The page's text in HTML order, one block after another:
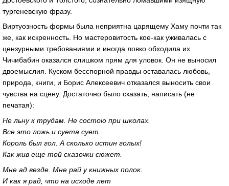
тургеневскую фразу.
Виртуозность формы была неприятна царящему Хаму почти так
же, как искренность. Но мастеровитость кое-как уживалась с
цензурными требованиями и иногда ловко обходила их.
Чичибабин оказался слишком прям для уловок. Он не выносил
двоемыслия. Куском бесспорной правды оставалась любовь,
природа, книги, и Борис Алексеевич отказался выносить свои
чувства на сцену. Достаточно было сказать, написать (не
печатая):
Не льну к трудам. Не состою при школах.
Все это ложь и суета сует.
Король был гол. А сколько истин голых!
Как жив еще той сказочки сюжет.
Мне ад везде. Мне рай у книжных полок.
И как я рад, что на исходе лет